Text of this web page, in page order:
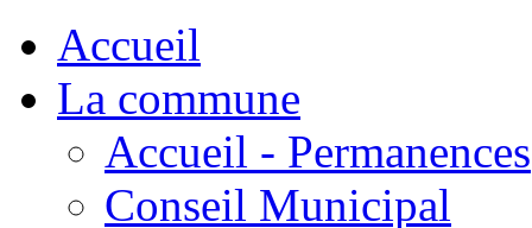
Accueil
La commune
Accueil - Permanences
Conseil Municipal